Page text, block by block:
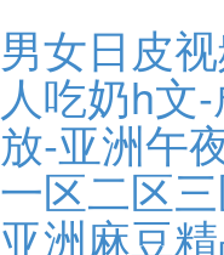
男女日皮
人吃奶h文
放-亚洲午
一区二区
亚洲麻豆